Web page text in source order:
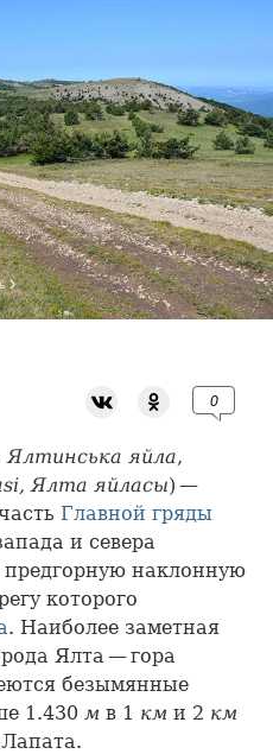
›
0
Ялтинська яйла,
Ялта яйласы) —
Главной гряды
и севера
наклонную
которого
. Наиболее заметная
Ялта — гора
безымянные
1.430 м в 1 км и 2 км